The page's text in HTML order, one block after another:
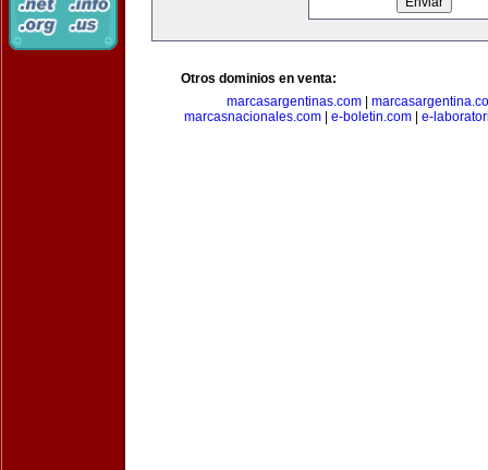
Otros dominios en venta:
marcasargentinas.com
marcasnacionales.com| e-boletin.com| e-